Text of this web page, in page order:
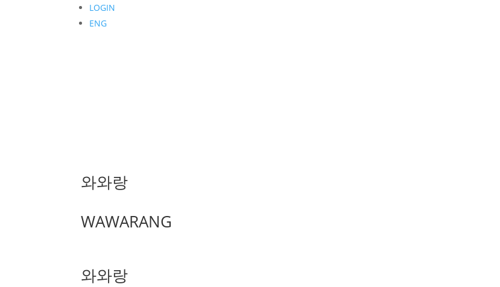
LOGIN
ENG
와와랑
WAWARANG
와와랑